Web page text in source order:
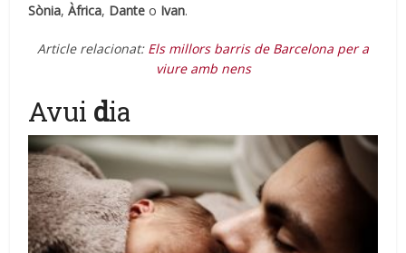
Sònia,Àfrica, Dante o Ivan.
Article relacionat: Els millors barris de Barcelona per a
viure amb nens
Avui dia